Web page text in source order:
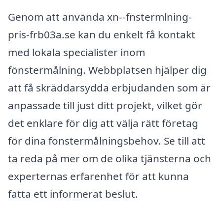
Genom att använda xn--fnstermlning-
pris-frb03a.se kan du enkelt få kontakt
med lokala specialister inom
fönstermålning. Webbplatsen hjälper dig
att få skräddarsydda erbjudanden som är
anpassade till just ditt projekt, vilket gör
det enklare för dig att välja rätt företag
för dina fönstermålningsbehov. Se till att
ta reda på mer om de olika tjänsterna och
experternas erfarenhet för att kunna
fatta ett informerat beslut.